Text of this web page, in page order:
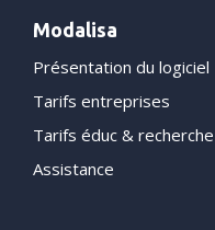
Modalisa
Présentation du logiciel
Tarifs entreprises
Tarifs éduc & recherche
Assistance